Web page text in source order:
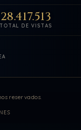
TOTAL DE VISTAS
28.417.513
reservados.